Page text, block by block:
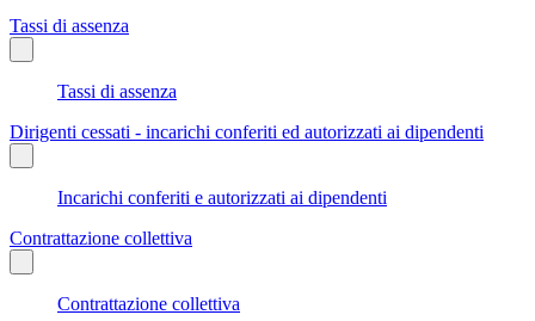
Tassi di assenza
Tassi di assenza
Dirigenti cessati - incarichi conferiti ed autorizzati ai dipendenti
Incarichi conferiti e autorizzati ai dipendenti
Contrattazione collettiva
Contrattazione collettiva